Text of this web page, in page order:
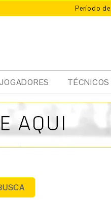
Período
JOGADORES TÉCNICOS